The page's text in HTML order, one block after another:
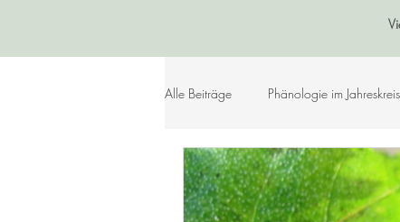
Alle Beiträge Phänologie im Jahreskreis
Sommer Herbst Winter